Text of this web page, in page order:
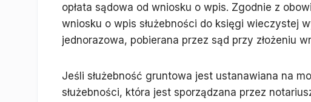
opłata sądowa od wniosku o wpis. Zgodnie z
wniosku o wpis służebności do księgi wieczystej
jednorazowa, pobierana przez sąd przy złożeniu
Jeśli służebność gruntowa jest ustanawiana na
służebności, która jest sporządzana przez